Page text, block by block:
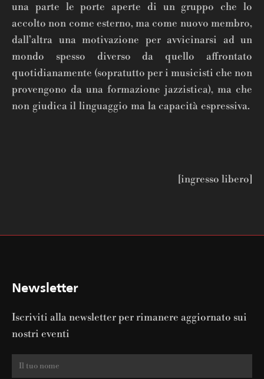
una parte le porte aperte di un gruppo che lo
accolto non come esterno, ma come nuovo membro,
dall’altra una motivazione per avvicinarsi ad un
mondo spesso diverso da quello affrontato
quotidianamente (sopratutto per i musicisti che non
provengono da una formazione jazzistica), ma che
non giudica il linguaggio ma la capacità espressiva.
[ingresso libero]
Newsletter
Iscriviti alla newsletter per rimanere aggiornato sui
nostri eventi